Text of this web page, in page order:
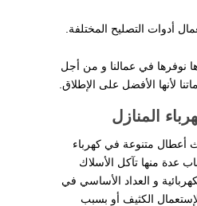
أدوات التصليح المختلفة.
نوفرها في عمالنا و من أجل
لأنها الأفضل على الإطلاق.
المنازل
أعطال متنوعة في كهرباء
عدة منها تآكل الأسلاك
و العداد الأساسي في
الكثيف أو بسبب